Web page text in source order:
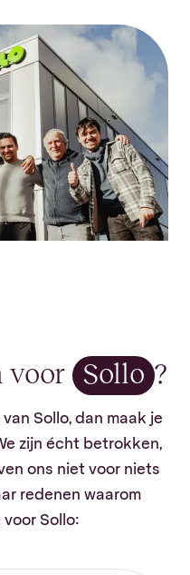
voor Sollo ?
Sollo, dan maak je
zijn écht betrokken,
ons niet voor niets
redenen waarom
Sollo: